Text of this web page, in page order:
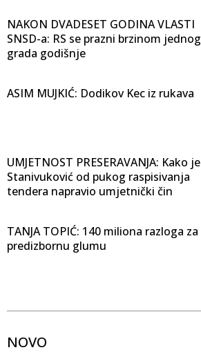
NAKON DVADESET GODINA VLASTI
SNSD-a: RS se prazni brzinom jednog
grada godišnje
ASIM MUJKIĆ: Dodikov Kec iz rukava
UMJETNOST PRESERAVANJA: Kako je
Stanivuković od pukog raspisivanja
tendera napravio umjetnički čin
TANJA TOPIĆ: 140 miliona razloga za
predizbornu glumu
NOVO